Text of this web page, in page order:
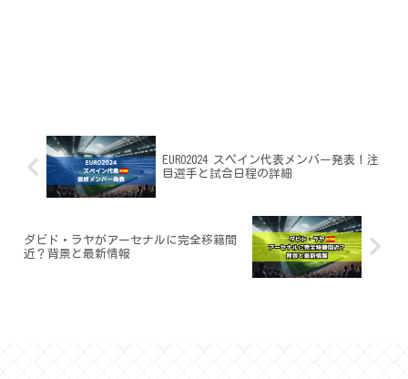
EURO2024 スペイン代表メンバー発表！注
目選手と試合日程の詳細
ダビド・ラヤがアーセナルに完全移籍間
近？背景と最新情報